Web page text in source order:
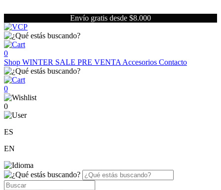
Envío gratis desde $8.000
0
Shop WINTER SALE PRE VENTA Accesorios Contacto
0
0
ES
EN